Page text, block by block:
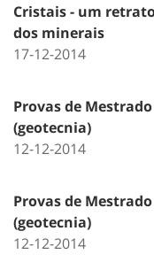
Cristais - um
dos minerais
17-12-2014
Provas de
(geotecnia)
12-12-2014
Provas de
(geotecnia)
12-12-2014